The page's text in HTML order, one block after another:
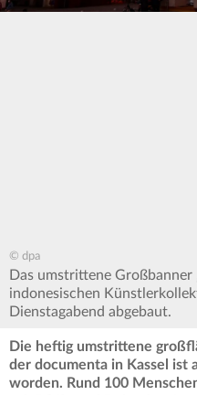
© dpa
Das umstrittene Großbanner
indonesischen
Dienstagabend abgebaut.
Die heftig umstrittene
der documenta in Kassel ist
worden. Rund 100